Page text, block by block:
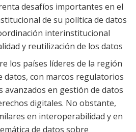
desafíos importantes en el
de su política de datos
interinstitucional
y reutilización de los datos
los países líderes de la región
datos, con marcos regulatorios
avanzados en gestión de datos
digitales. No obstante,
en interoperabilidad y en
de datos sobre